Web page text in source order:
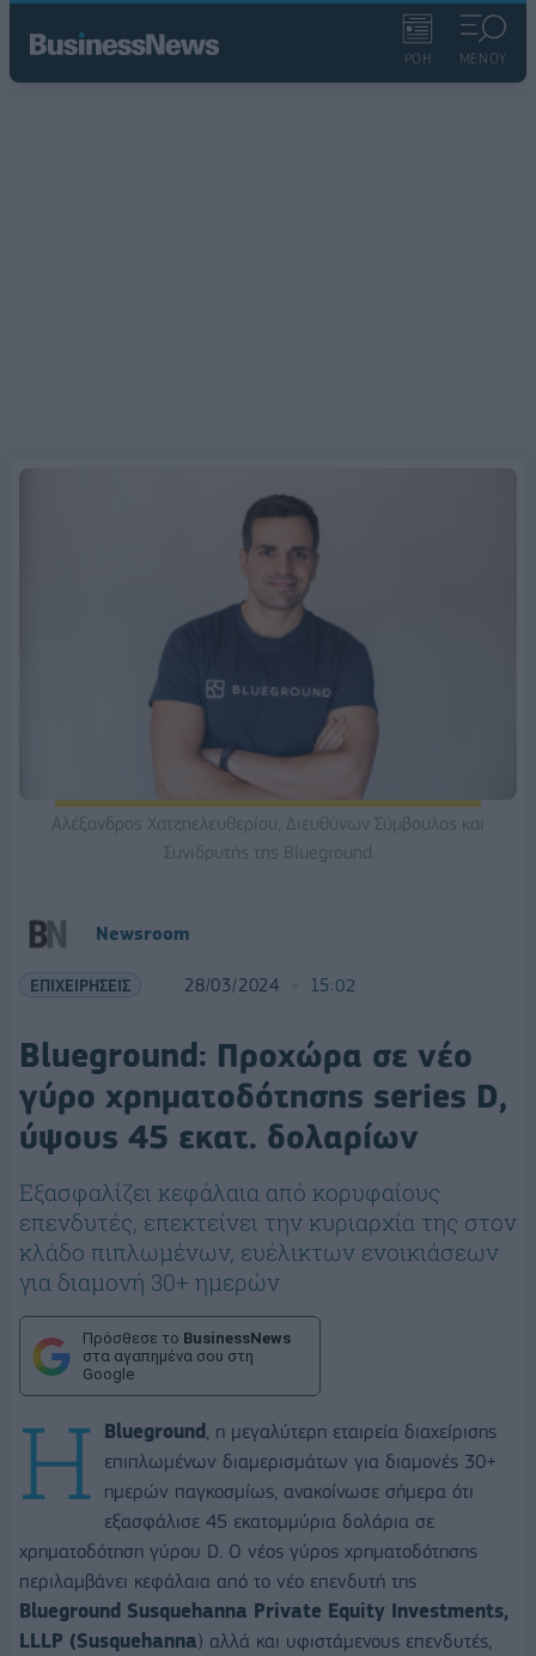
ΡΟΗ ΜΕΝΟΥ
Αλέξανδρος Χατζηελευθερίου, Διευθύνων Σύμβουλος και
Συνιδρυτής της Blueground
Newsroom
ΕΠΙΧΕΙΡΗΣΕΙΣ 28/03/2024 15:02
Blueground: Προχώρα σε νέο
γύρο χρηματοδότησης series D,
ύψους 45 εκατ. δολαρίων
Eξασφαλίζει κεφάλαια από κορυφαίους
επενδυτές, επεκτείνει την κυριαρχία της στον
κλάδο πιπλωμένων, ευέλικτων ενοικιάσεων
για διαμονή 30+ ημερών
Πρόσθεσε το BusinessNews
στα αγαπημένα σου στη
Google
Η Blueground , η μεγαλύτερη εταιρεία διαχείρισης
επιπλωμένων διαμερισμάτων για διαμονές 30+
ημερών παγκοσμίως, ανακοίνωσε σήμερα ότι
εξασφάλισε 45 εκατομμύρια δολάρια σε
χρηματοδότηση γύρου D. Ο νέος γύρος χρηματοδότησης
περιλαμβάνει κεφάλαια από το νέο επενδυτή της
Blueground Susquehanna Private Equity Investments,
LLLP (Susquehanna) αλλά και υφιστάμενους επενδυτές,